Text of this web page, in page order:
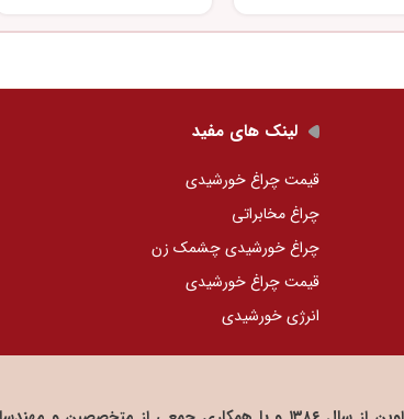
لینک های مفید
قیمت چراغ خورشیدی
چراغ مخابراتی
چراغ خورشیدی چشمک زن
قیمت چراغ خورشیدی
انرژی خورشیدی